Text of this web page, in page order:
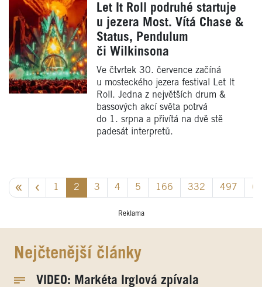
Let It Roll podruhé startuje
u jezera Most. Vítá Chase &
Status, Pendulum
či Wilkinsona
Ve čtvrtek 30. července začíná
u mosteckého jezera festival Let It
Roll. Jedna z největších drum &
bassových akcí světa potrvá
do 1. srpna a přivítá na dvě stě
padesát interpretů.
1 2 3 4 5 166 332 497
Reklama
Nejčtenější články
VIDEO: Markéta Irglová zpívala